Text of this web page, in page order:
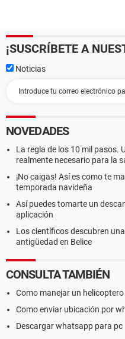
¡SUSCRÍBETE A
Noticias
NOVEDADES
La regla de los 10 mil pasos.
realmente necesario para la
¡No caigas! Así es como te
temporada navideña
Así puedes tomarte un
aplicación
Los científicos descubren
antigüedad en Belice
CONSULTA TAMBIÉN
Como manejar un
Como enviar ubicación por
Descargar whatsapp para pc